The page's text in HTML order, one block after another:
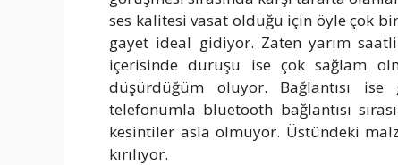
ses kalitesi vasat olduğu için öyle çok
gayet ideal gidiyor. Zaten yarım
içerisinde duruşu ise çok sağlam
düşürdüğüm oluyor. Bağlantısı
telefonumla bluetooth bağlantısı
kesintiler asla olmuyor. Üstündeki
kırılıyor.